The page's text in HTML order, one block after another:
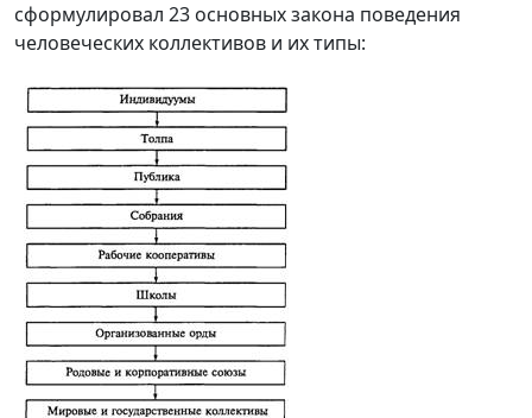
сформу­лировал 23 основных закона поведения
человеческих коллекти­вов и их типы: